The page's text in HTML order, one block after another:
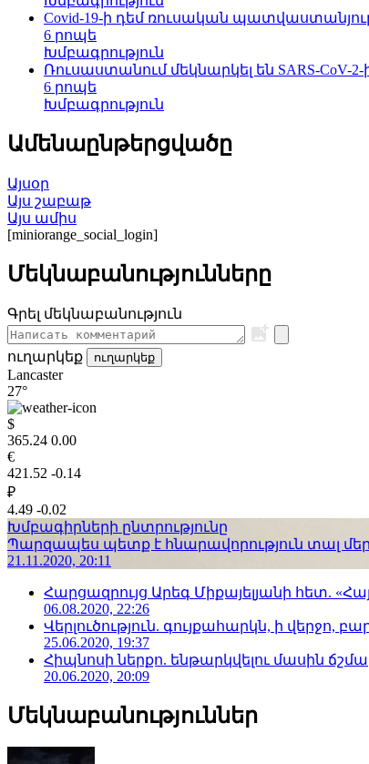
Covid-19-ի դեմ ռուսական
6 րոպե
Խմբագրություն
Ռուսաստանում մեկնարկել են SARS-
6 րոպե
Խմբագրություն
Ամենաընթերցվածը
Այսօր
Այս շաբաթ
Այս ամիս
[miniorange_social_login]
Մեկնաբանությունները
Գրել մեկնաբանություն
ուղարկեք ուղարկեք
Lancaster
27°
$
365.24 0.00
€
421.52 -0.14
₽
4.49 -0.02
Խմբագիրների ընտրությունը
Պարզապես պետք է հնարավորություն տալ մեր
21.11.2020, 20:11
Հարցազրույց Արեգ Միքայելյանի հետ.
06.08.2020, 22:26
Վերլուծություն. գույքահարկն, ի վերջո,
25.06.2020, 19:37
Հիպնոսի ներքո. ենթարկվելու մասին
20.06.2020, 20:09
Մեկնաբանություններ